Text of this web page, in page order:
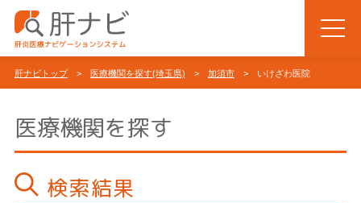
肝ナビトップ> 医療機関を探す(埼玉県) > 加須市 > いけざわ医院
医療機関を探す
検索結果